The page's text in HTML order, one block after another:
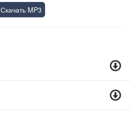
Скачать MP3